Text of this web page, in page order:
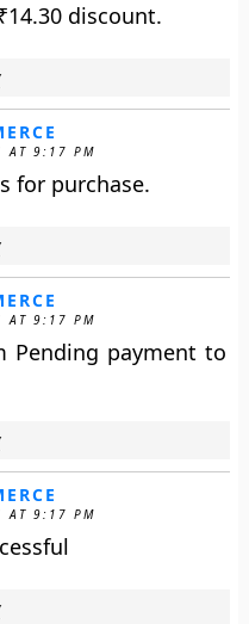
14.30 discount.
AT 9:17 PM
for purchase.
AT 9:17 PM
Pending payment to
AT 9:17 PM